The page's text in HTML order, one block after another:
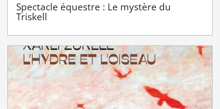
Spectacle équestre : Le mystère du
Triskell